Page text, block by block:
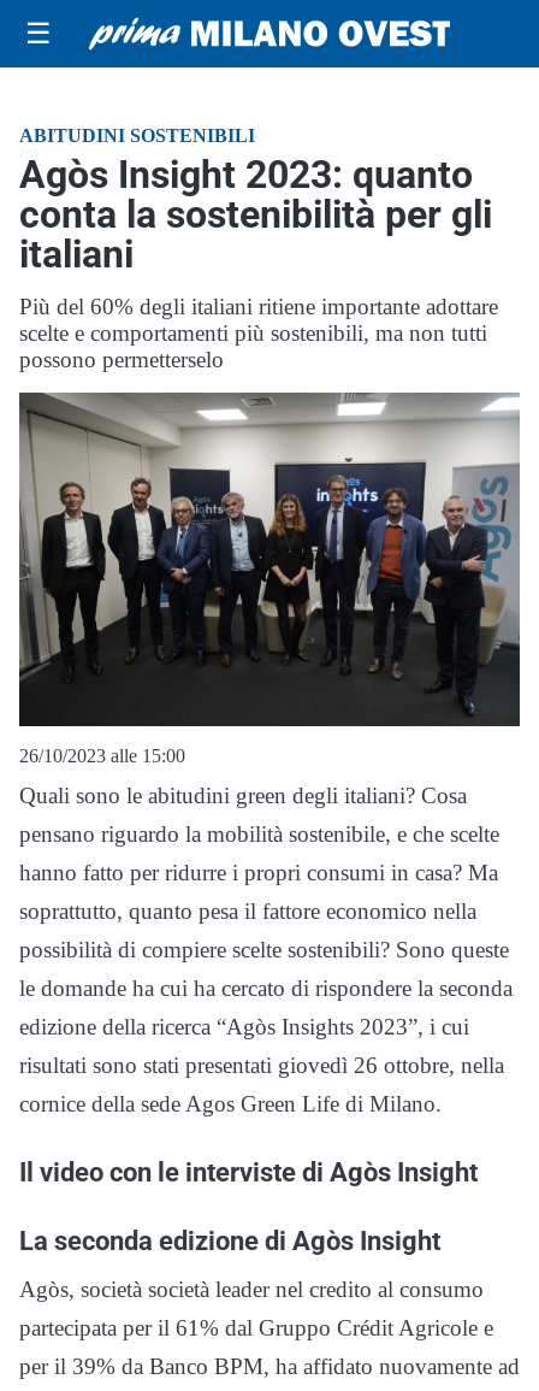
☰
ABITUDINI SOSTENIBILI
Agòs Insight 2023: quanto
conta la sostenibilità per gli
italiani
Più del 60% degli italiani ritiene importante adottare
scelte e comportamenti più sostenibili, ma non tutti
possono permetterselo
26/10/2023 alle 15:00
Quali sono le abitudini green degli italiani? Cosa
pensano riguardo la mobilità sostenibile, e che scelte
hanno fatto per ridurre i propri consumi in casa? Ma
soprattutto, quanto pesa il fattore economico nella
possibilità di compiere scelte sostenibili? Sono queste
le domande ha cui ha cercato di rispondere la seconda
edizione della ricerca “Agòs Insights 2023”, i cui
risultati sono stati presentati giovedì 26 ottobre, nella
cornice della sede Agos Green Life di Milano.
Il video con le interviste di Agòs Insight
La seconda edizione di Agòs Insight
Agòs, società società leader nel credito al consumo
partecipata per il 61% dal Gruppo Crédit Agricole e
per il 39% da Banco BPM, ha affidato nuovamente ad